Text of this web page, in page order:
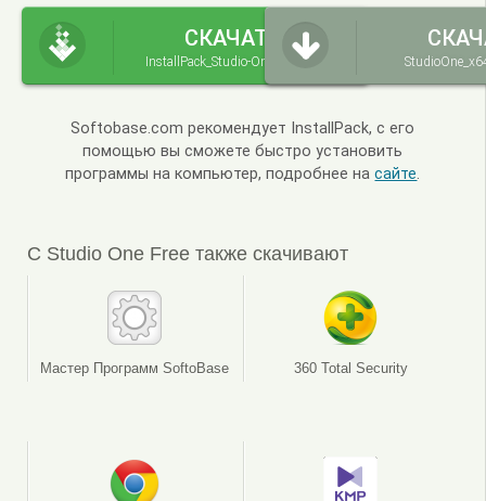
СКАЧАТЬ
InstallPack_Studio-One-Free.exe
Softobase.com рекомендует InstallPack, с его
помощью вы сможете быстро установить
программы на компьютер, подробнее насайте.
С Studio One Free также скачивают
Мастер Программ SoftoBase 360 Total Security